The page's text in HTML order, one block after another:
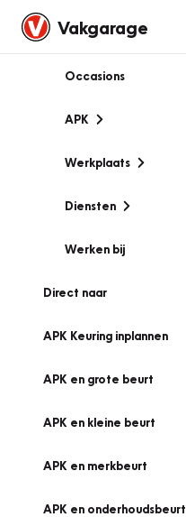
Vakgarage
Occasions
APK
Werkplaats
Diensten
Werken bij
Direct naar
APK Keuring inplannen
APK en grote beurt
APK en kleine beurt
APK en merkbeurt
APK en onderhoudsbeurt